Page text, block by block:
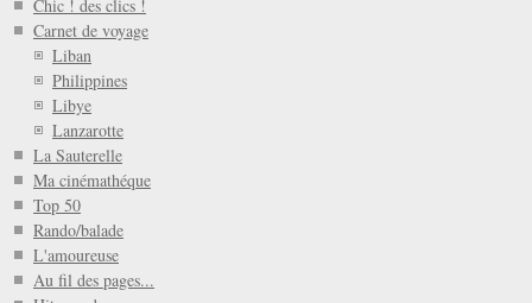
Chic ! des clics !
Carnet de voyage
Liban
Philippines
Libye
Lanzarotte
La Sauterelle
Ma cinémathéque
Top 50
Rando/balade
L'amoureuse
Au fil des pages...